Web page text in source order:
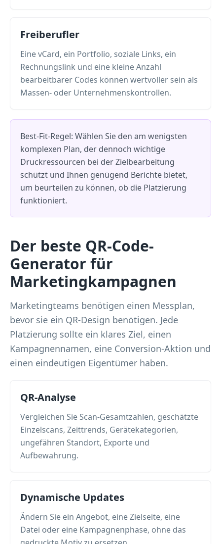
Freiberufler
Eine vCard, ein Portfolio, soziale Links, ein
Rechnungslink und eine kleine Anzahl
bearbeitbarer Codes können wertvoller sein als
Massen- oder Unternehmenskontrollen.
Best-Fit-Regel: Wählen Sie den am wenigsten
komplexen Plan, der dennoch wichtige
Druckressourcen bei der Zielbearbeitung
schützt und Ihnen genügend Berichte bietet,
um beurteilen zu können, ob die Platzierung
funktioniert.
Der beste QR-Code-
Generator für
Marketingkampagnen
Marketingteams benötigen einen Messplan,
bevor sie ein QR-Design benötigen. Jede
Platzierung sollte ein klares Ziel, einen
Kampagnennamen, eine Conversion-Aktion und
einen eindeutigen Eigentümer haben.
QR-Analyse
Vergleichen Sie Scan-Gesamtzahlen, geschätzte
Einzelscans, Zeittrends, Gerätekategorien,
ungefähren Standort, Exporte und
Aufbewahrung.
Dynamische Updates
Ändern Sie ein Angebot, eine Zielseite, eine
Datei oder eine Kampagnenphase, ohne das